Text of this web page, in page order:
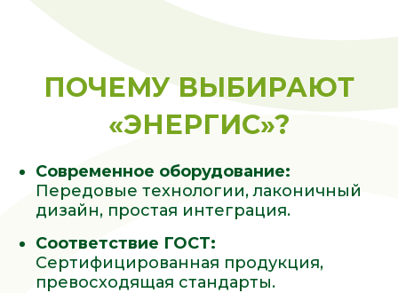
ПОЧЕМУ ВЫБИРАЮТ
«ЭНЕРГИС»?
Современное оборудование:
Передовые технологии, лаконичный
дизайн, простая интеграция.
Соответствие ГОСТ:
Сертифицированная продукция,
превосходящая стандарты.